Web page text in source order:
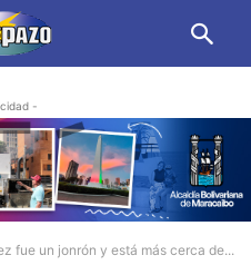
-
fue un jonrón y está más cerca de...